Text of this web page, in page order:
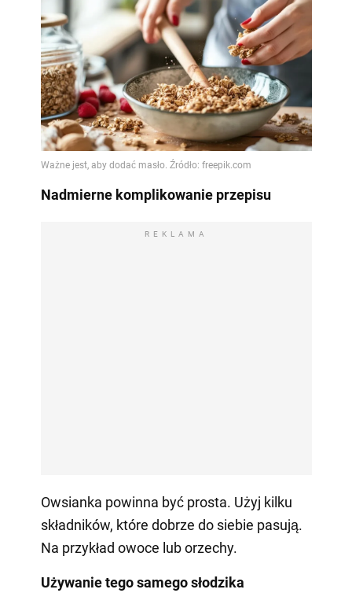
Nadmierne komplikowanie przepisu
REKLAMA
Owsianka powinna być prosta. Użyj kilku
składników, które dobrze do siebie pasują.
Na przykład owoce lub orzechy.
Używanie tego samego słodzika